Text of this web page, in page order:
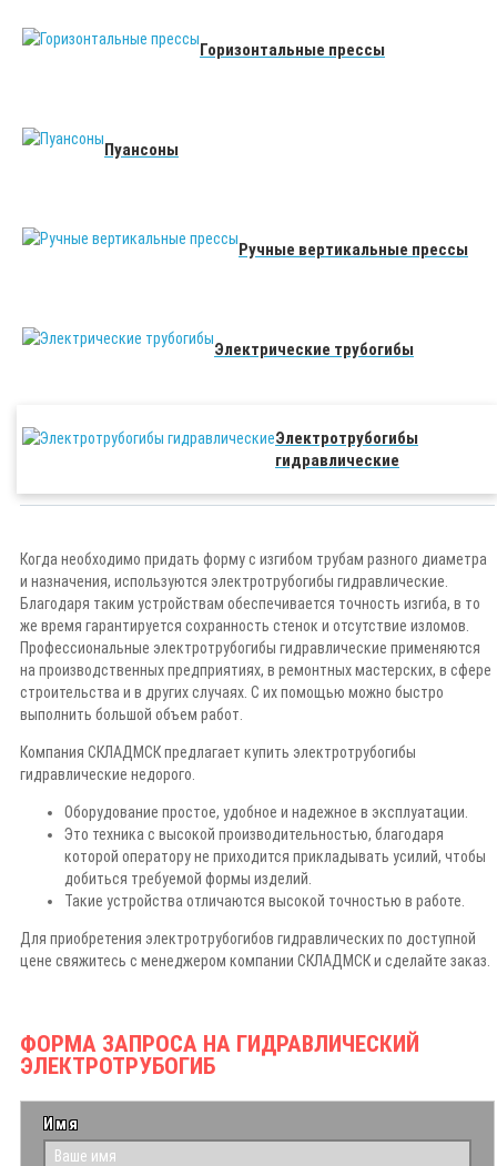
Горизонтальные прессы
Пуансоны
Ручные вертикальные прессы
Электрические трубогибы
Электротрубогибы
гидравлические
Когда необходимо придать форму с изгибом трубам разного диаметра
и назначения, используются электротрубогибы гидравлические.
Благодаря таким устройствам обеспечивается точность изгиба, в то
же время гарантируется сохранность стенок и отсутствие изломов.
Профессиональные электротрубогибы гидравлические применяются
на производственных предприятиях, в ремонтных мастерских, в сфере
строительства и в других случаях. С их помощью можно быстро
выполнить большой объем работ.
Компания СКЛАДМСК предлагает купить электротрубогибы
гидравлические недорого.
Оборудование простое, удобное и надежное в эксплуатации.
Это техника с высокой производительностью, благодаря
которой оператору не приходится прикладывать усилий, чтобы
добиться требуемой формы изделий.
Такие устройства отличаются высокой точностью в работе.
Для приобретения электротрубогибов гидравлических по доступной
цене свяжитесь с менеджером компании СКЛАДМСК и сделайте заказ.
ФОРМА ЗАПРОСА НА ГИДРАВЛИЧЕСКИЙ
ЭЛЕКТРОТРУБОГИБ
Имя